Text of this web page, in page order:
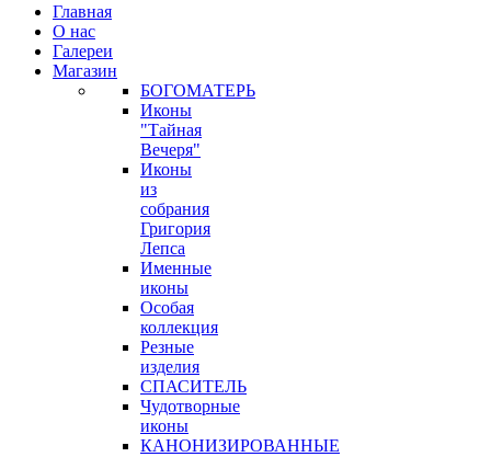
Главная
О нас
Галереи
Магазин
БОГОМАТЕРЬ
Иконы
"Тайная
Вечеря"
Иконы
из
собрания
Григория
Лепса
Именные
иконы
Особая
коллекция
Резные
изделия
СПАСИТЕЛЬ
Чудотворные
иконы
КАНОНИЗИРОВАННЫЕ